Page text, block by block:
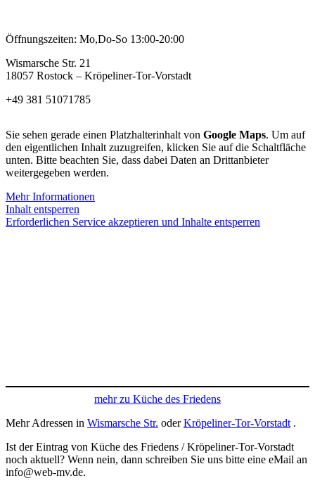
Öffnungszeiten: Mo,Do-So 13:00-20:00
Wismarsche Str. 21
18057 Rostock – Kröpeliner-Tor-Vorstadt
+49 381 51071785
Sie sehen gerade einen Platzhalterinhalt von Google Maps. Um auf
den eigentlichen Inhalt zuzugreifen, klicken Sie auf die Schaltfläche
unten. Bitte beachten Sie, dass dabei Daten an Drittanbieter
weitergegeben werden.
Mehr Informationen
Inhalt entsperren
Erforderlichen Service akzeptieren und Inhalte entsperren
mehr zu Küche des Friedens
Mehr Adressen in Wismarsche Str. oderKröpeliner-Tor-Vorstadt .
Ist der Eintrag von Küche des Friedens / Kröpeliner-Tor-Vorstadt
noch aktuell? Wenn nein, dann schreiben Sie uns bitte eine eMail an
info@web-mv.de.